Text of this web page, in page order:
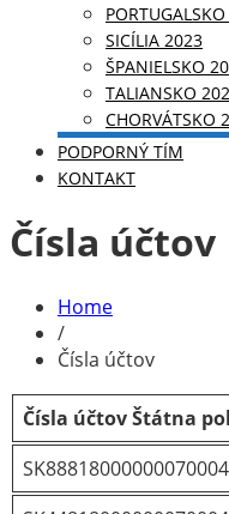
SICÍLIA 2023
ŠPANIELSKO
TALIANSKO
CHORVÁTSKO
PODPORNÝ TÍM
KONTAKT
Čísla účtov
Home
/
Čísla účtov
Čísla účtov Štátna